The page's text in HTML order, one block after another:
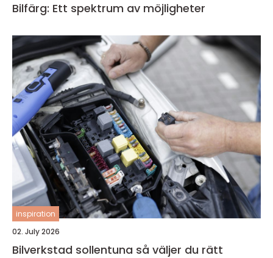
Bilfärg: Ett spektrum av möjligheter
inspiration
02. July 2026
Bilverkstad sollentuna så väljer du rätt